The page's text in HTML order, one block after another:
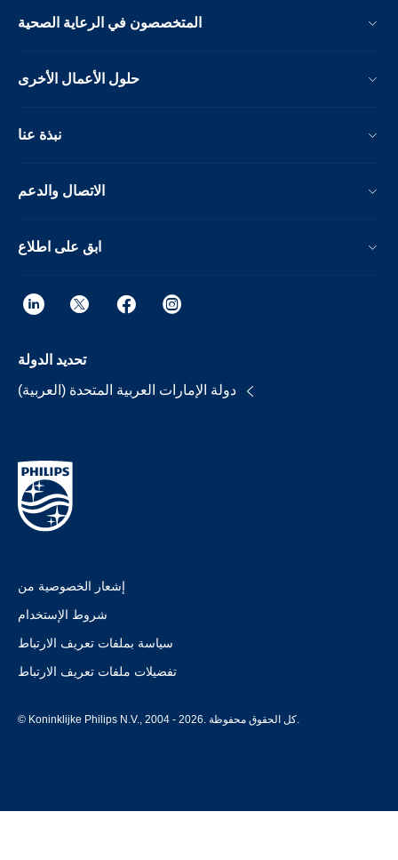
المتخصصون في الرعاية الصحية
حلول الأعمال الأخرى
نبذة عنا
الاتصال والدعم
ابق على اطلاع
تحديد الدولة
إشعار الخصوصية من
شروط الإستخدام
سياسة بملفات تعريف الارتباط
تفضيلات ملفات تعريف الارتباط
© Koninklijke Philips N.V., 2004 - 2026. كل الحقوق محفوظة.